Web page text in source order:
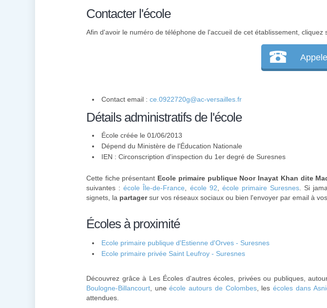
Contacter l'école
Afin d'avoir le numéro de téléphone de l'accueil de cet établissement, cliquez
Contact email : ce.0922720g@ac-versailles.fr
Détails administratifs de l'école
École créée le 01/06/2013
Dépend du Ministère de l'Éducation Nationale
IEN : Circonscription d'inspection du 1er degré de Suresnes
Cette fiche présentant Ecole primaire publique Noor Inayat Khan dite
suivantes :école Île-de-France école 92 école primaire Suresnes . Si
signets, la partagersur vos réseaux sociaux ou bien l'envoyer par email à
Écoles à proximité
Ecole primaire publique d'Estienne d'Orves - Suresnes
Ecole primaire privée Saint Leufroy - Suresnes
Découvrez grâce à Les Écoles d'autres écoles, privées ou publiques,
Boulogne-Billancourt , uneécole autours de Colombes, lesécoles dans
attendues.